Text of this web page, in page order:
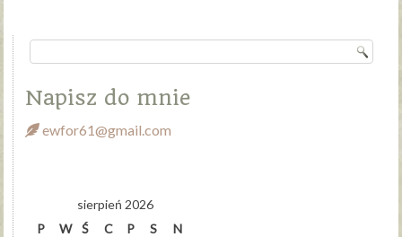
Napisz do mnie
ewfor61@gmail.com
sierpień 2026
P
W Ś C P S
N